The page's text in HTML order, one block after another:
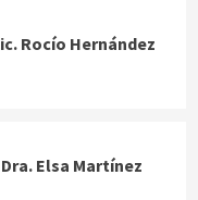
Rocío Hernández
Dra. Elsa Martínez